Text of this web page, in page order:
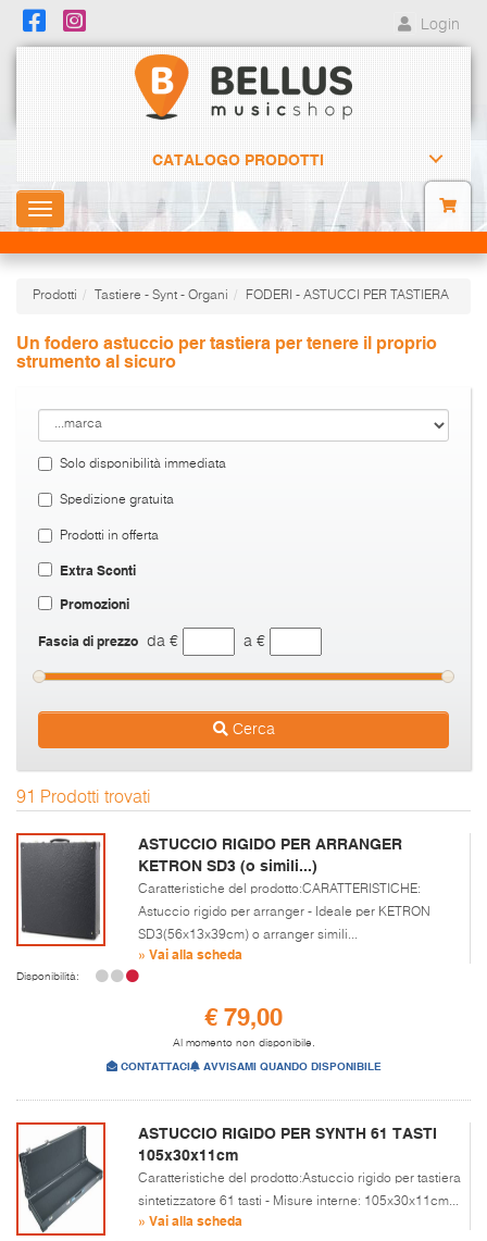
Login
CATALOGO PRODOTTI
Toggle
navigation
Prodotti Tastiere - Synt - Organi FODERI - ASTUCCI PER TASTIERA
Un fodero astuccio per tastiera per tenere il proprio
strumento al sicuro
Solo disponibilità immediata
Spedizione gratuita
Prodotti in offerta
Extra Sconti
Promozioni
Fascia di prezzo da € a €
Cerca
91 Prodotti trovati
ASTUCCIO RIGIDO PER ARRANGER
KETRON SD3 (o simili...)
Caratteristiche del prodotto:CARATTERISTICHE:
Astuccio rigido per arranger - Ideale per KETRON
SD3(56x13x39cm) o arranger simili...
» Vai alla scheda
Disponibilità:
€ 79,00
Al momento non disponibile.
CONTATTACI AVVISAMI QUANDO DISPONIBILE
ASTUCCIO RIGIDO PER SYNTH 61 TASTI
105x30x11cm
Caratteristiche del prodotto:Astuccio rigido per tastiera
sintetizzatore 61 tasti - Misure interne: 105x30x11cm...
» Vai alla scheda